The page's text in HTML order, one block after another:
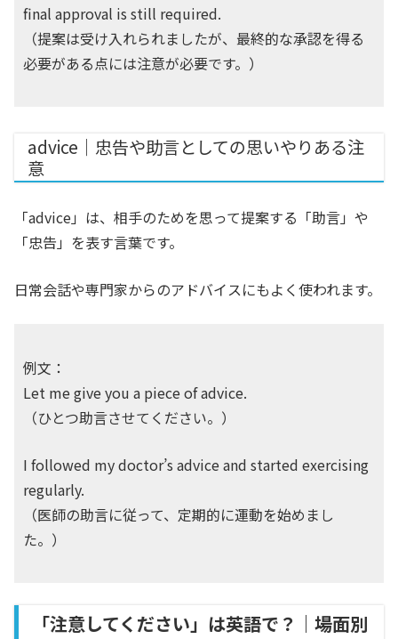
final approval is still required.
（提案は受け入れられましたが、最終的な承認を得る
必要がある点には注意が必要です。）
advice｜忠告や助言としての思いやりある注
意
「advice」は、相手のためを思って提案する「助言」や
「忠告」を表す言葉です。
日常会話や専門家からのアドバイスにもよく使われます。
例文：
Let me give you a piece of advice.
（ひとつ助言させてください。）
I followed my doctor’s advice and started exercising
regularly.
（医師の助言に従って、定期的に運動を始めまし
た。）
「注意してください」は英語で？｜場面別